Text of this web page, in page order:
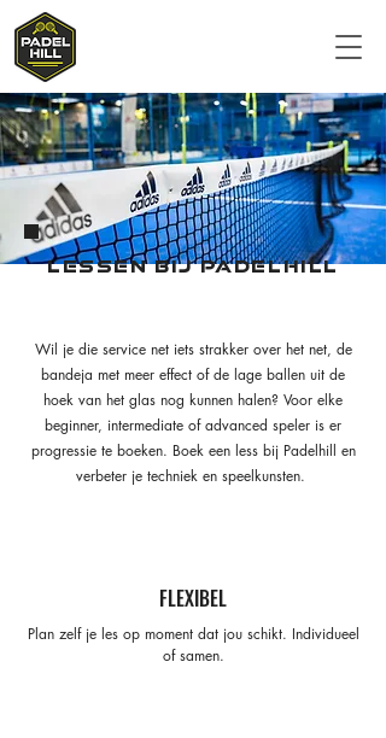
LESSEN BIJ PADELHILL
Wil je die service net iets strakker over het net, de
bandeja met meer effect of de lage ballen uit de
hoek van het glas nog kunnen halen? Voor elke
beginner, intermediate of advanced speler is er
progressie te boeken. Boek een less bij Padelhill en
verbeter je techniek en speelkunsten.
FLEXIBEL
Plan zelf je les op moment dat jou schikt. Individueel
of samen.